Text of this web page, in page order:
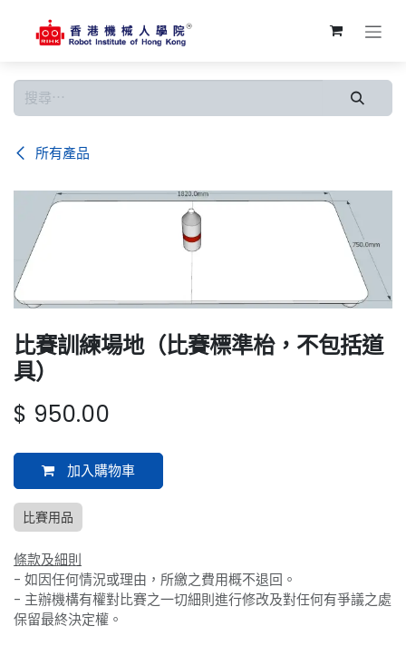
所有產品
比賽訓練場地（比賽標準枱，不包括道
具）
$ 950.00
加入購物車
比賽用品
條款及細則
- 如因任何情況或理由，所繳之費用概不退回。
- 主辦機構有權對比賽之一切細則進行修改及對任何有爭議之處
保留最終決定權。